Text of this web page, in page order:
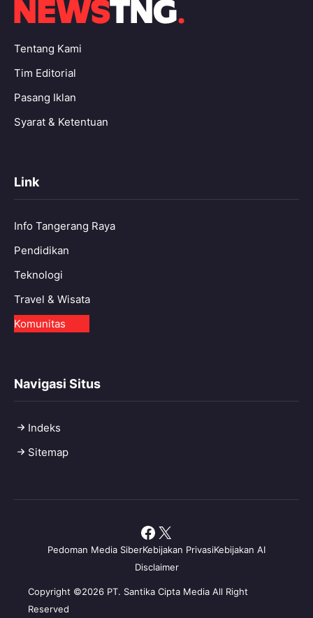
Tentang Kami
Tim Editorial
Pasang Iklan
Syarat & Ketentuan
Link
Info Tangerang Raya
Pendidikan
Teknologi
Travel & Wisata
Komunitas
Navigasi Situs
Indeks
Sitemap
Copyright ©2026 PT. Santika Cipta Media All Right
Reserved
Pedoman Media SiberKebijakan PrivasiKebijakan AI
Disclaimer
Facebook
X